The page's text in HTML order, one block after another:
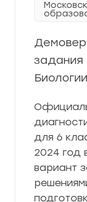
задания
для 6
2024 год
вариант